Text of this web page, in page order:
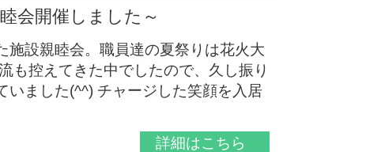
会開催しました～
施設親睦会。職員達の夏祭りは花火大
も控えてきた中でしたので、久し振り
いました(^^) チャージした笑顔を入居
詳細はこちら